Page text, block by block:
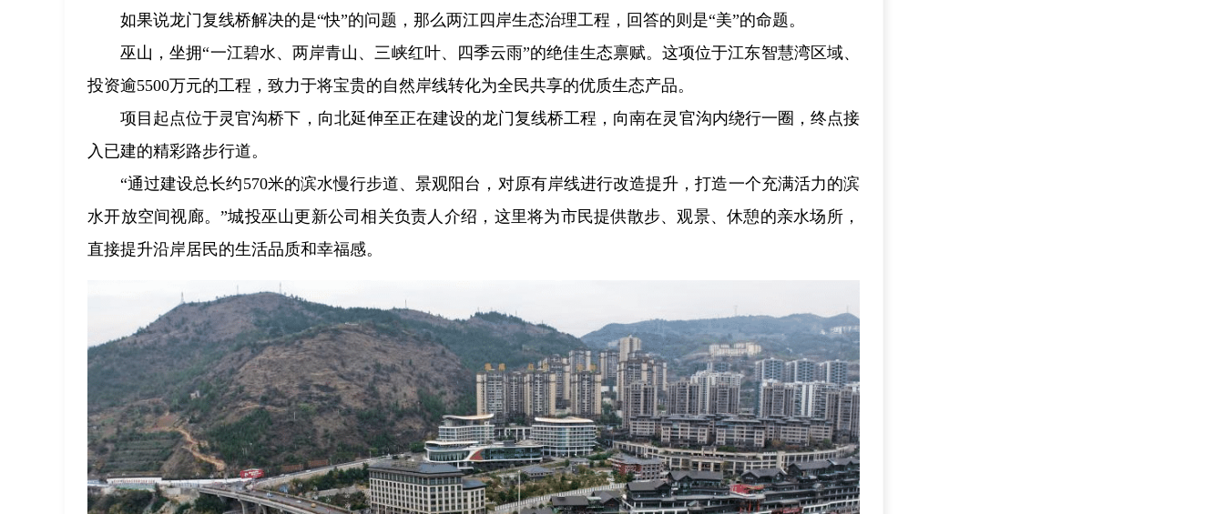
如果说龙门复线桥解决的是“快”的问题，那么两江四岸生态治理工程，回答的则是“美”的命题。
巫山，坐拥“一江碧水、两岸青山、三峡红叶、四季云雨”的绝佳生态禀赋。这项位于江东智慧湾区域、
投资逾5500万元的工程，致力于将宝贵的自然岸线转化为全民共享的优质生态产品。
项目起点位于灵官沟桥下，向北延伸至正在建设的龙门复线桥工程，向南在灵官沟内绕行一圈，终点接
入已建的精彩路步行道。
“通过建设总长约570米的滨水慢行步道、景观阳台，对原有岸线进行改造提升，打造一个充满活力的滨
水开放空间视廊。”城投巫山更新公司相关负责人介绍，这里将为市民提供散步、观景、休憩的亲水场所，
直接提升沿岸居民的生活品质和幸福感。